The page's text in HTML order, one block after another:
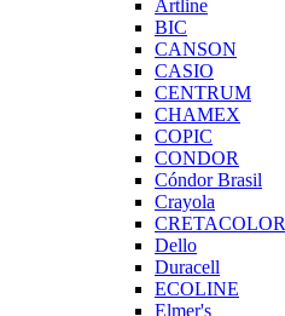
Artline
BIC
CANSON
CASIO
CENTRUM
CHAMEX
COPIC
CONDOR
Cóndor Brasil
Crayola
CRETACOLOR
Dello
Duracell
ECOLINE
Elmer's